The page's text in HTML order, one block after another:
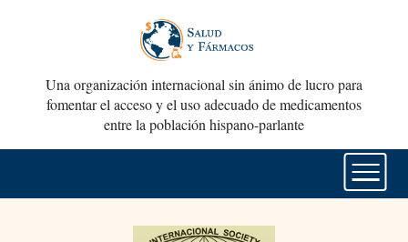
Una organización internacional sin ánimo de lucro para
fomentar el acceso y el uso adecuado de medicamentos
entre la población hispano-parlante